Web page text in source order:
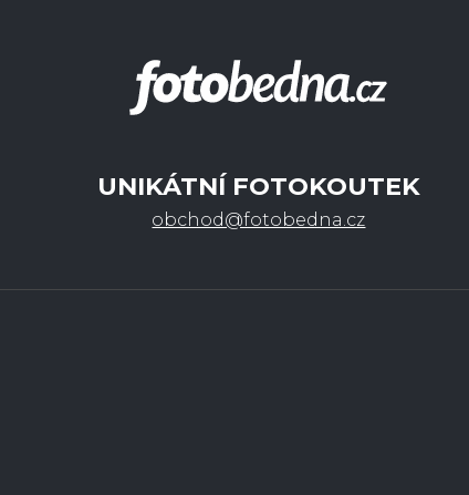
UNIKÁTNÍ FOTOKOUTEK
obchod@fotobedna.cz